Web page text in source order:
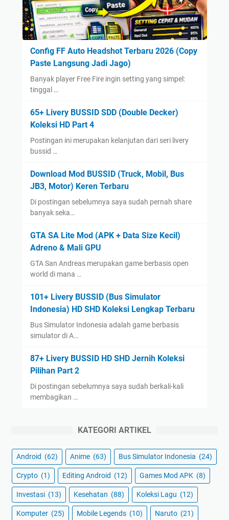
Config FF Auto Headshot Terbaru 2026 (Copy
Paste Langsung Jadi Jago)
Banyak player Free Fire ingin setting yang simpel:
tinggal …
65+ Livery BUSSID SDD (Double Decker)
Koleksi HD Part 4
Postingan ini merupakan kelanjutan dari seri livery
bussid …
Download Mod BUSSID (Truck, Mobil, Bus
JB3, Motor) Keren Terbaru
Di postingan sebelumnya saya sudah pernah share
banyak seka…
GTA SA Lite Mod (APK + Data Size Kecil)
Adreno & Mali GPU
GTA San Andreas merupakan game berbasis open
world di mana …
101+ Livery BUSSID (Bus Simulator
Indonesia) HD SHD Koleksi Lengkap Terbaru
Bus Simulator Indonesia adalah game berbasis
simulator di A…
87+ Livery BUSSID HD SHD Jernih Koleksi
Pilihan Part 2
Di postingan sebelumnya saya sudah berkali-kali
membagikan …
KATEGORI ARTIKEL
Android (62) Anime (63) Bus Simulator Indonesia (24)
Crypto (1) Editing Android (12) Games Mod APK (8)
Investasi (13) Kesehatan (88) Koleksi Lagu (12)
Komputer (25) Mobile Legends (10) Naruto (21)